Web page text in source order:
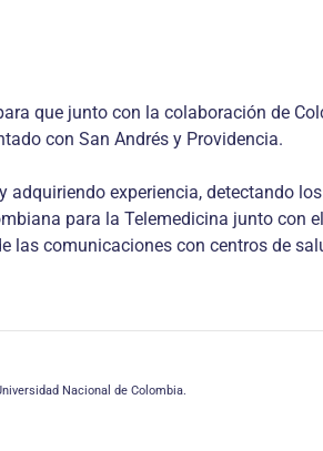
que junto con la colaboración de
con San Andrés y Providencia.
experiencia, detectando
para la Telemedicina junto con
las comunicaciones con centros de
Nacional de Colombia.